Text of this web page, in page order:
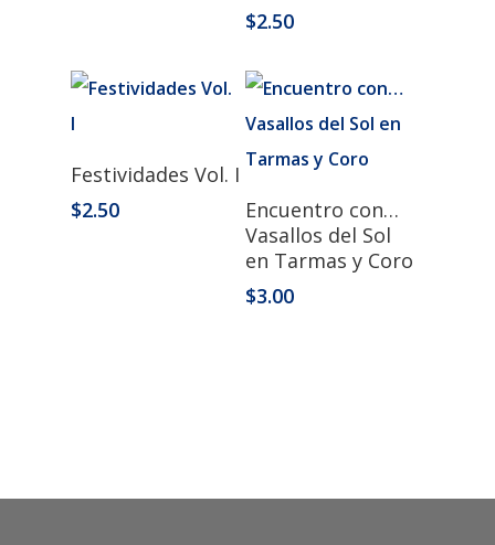
$2.50
Añadir Al Carrito
Festividades Vol. I
$2.50 Añadir Al Carrito
Encuentro con…
Vasallos del Sol
en Tarmas y Coro
$3.00